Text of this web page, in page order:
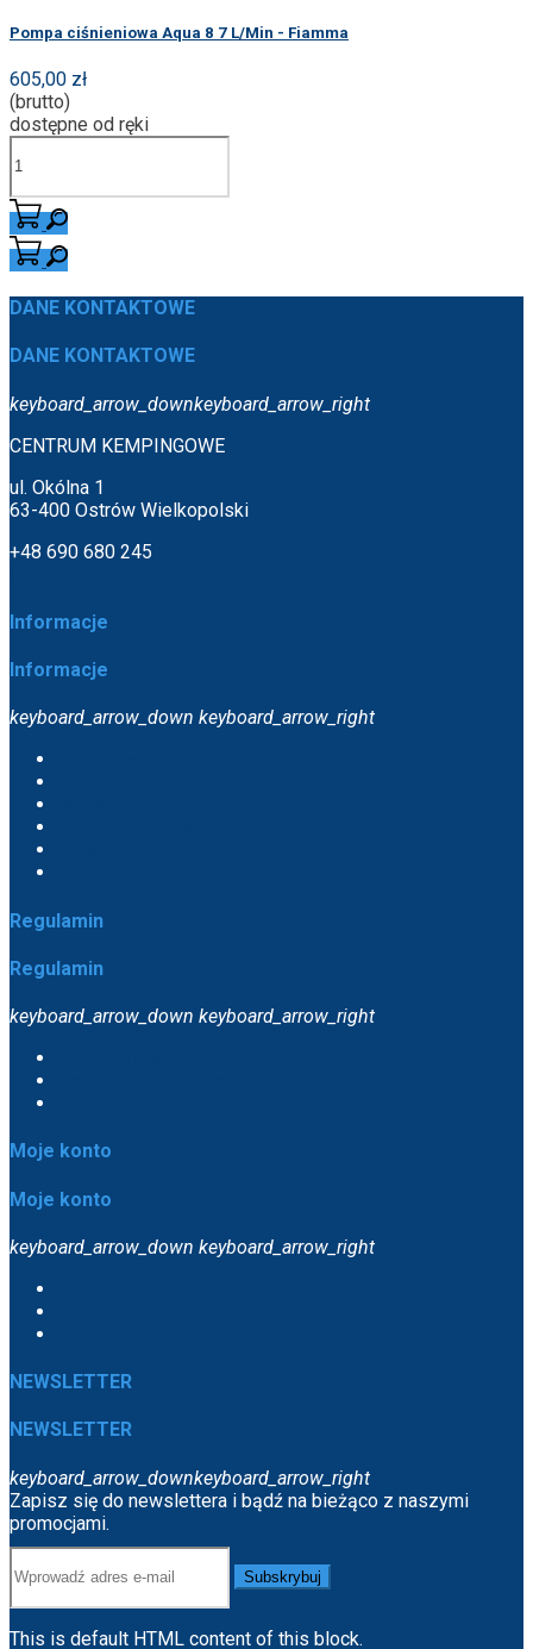
Pompa ciśnieniowa Aqua 8 7 L/Min - Fiamma
605,00 zł
(brutto)
dostępne od ręki
DANE KONTAKTOWE
DANE KONTAKTOWE
keyboard_arrow_downkeyboard_arrow_right
CENTRUM KEMPINGOWE
ul. Okólna 1
63-400 Ostrów Wielkopolski
+48 690 680 245
Informacje
Informacje
keyboard_arrow_down keyboard_arrow_right
Regulamin
Regulamin
keyboard_arrow_down keyboard_arrow_right
Moje konto
Moje konto
keyboard_arrow_down keyboard_arrow_right
NEWSLETTER
NEWSLETTER
keyboard_arrow_downkeyboard_arrow_right
Zapisz się do newslettera i bądź na bieżąco z naszymi
promocjami.
Subskrybuj
This is default HTML content of this block.